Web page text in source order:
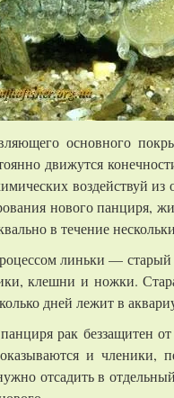
основного
движутся
воздействуй
нового панциря,
в течение
линьки —
клешни и ножки.
дней лежит в
рак беззащитен
и
отсадить в